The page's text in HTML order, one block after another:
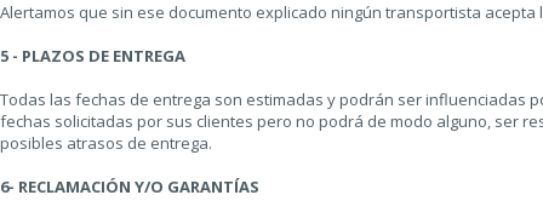
Alertamos que sin ese documento explicado ningún transportista
5 - PLAZOS DE ENTREGA
Todas las fechas de entrega son estimadas y podrán ser influenciadas
fechas solicitadas por sus clientes pero no podrá de modo alguno, ser
posibles atrasos de entrega.
6- RECLAMACIÓN Y/O GARANTÍAS